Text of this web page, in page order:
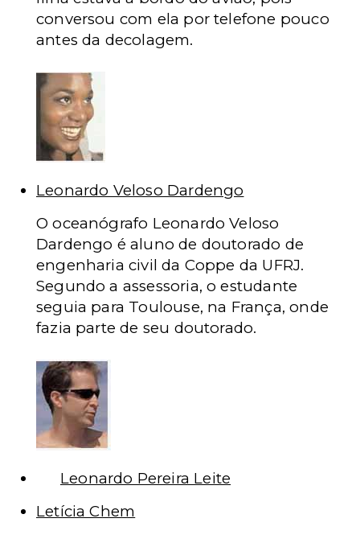
conversou com ela por telefone pouco
antes da decolagem.
Leonardo Veloso Dardengo
O oceanógrafo Leonardo Veloso
Dardengo é aluno de doutorado de
engenharia civil da Coppe da UFRJ.
Segundo a assessoria, o estudante
seguia para Toulouse, na França, onde
fazia parte de seu doutorado.
Leonardo Pereira Leite
Letícia Chem